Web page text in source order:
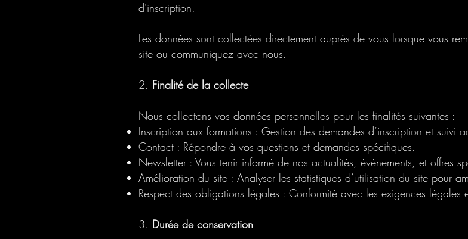
d'inscription.
Les données sont collectées directement auprès de vous lorsque vous
site ou communiquez avec nous.
2. Finalité de la collecte
Nous collectons vos données personnelles pour les finalités suivantes :
Inscription aux formations : Gestion des demandes d’inscription et suivi
Contact : Répondre à vos questions et demandes spécifiques.
Newsletter : Vous tenir informé de nos actualités, événements, et offres
Amélioration du site : Analyser les statistiques d’utilisation du site pour
Respect des obligations légales : Conformité avec les exigences légales
3. Durée de conservation